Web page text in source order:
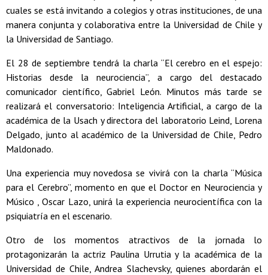
cuales se está invitando a colegios y otras instituciones, de una
manera conjunta y colaborativa entre la Universidad de Chile y
la Universidad de Santiago.
El 28 de septiembre tendrá la charla “El cerebro en el espejo:
Historias desde la neurociencia”, a cargo del destacado
comunicador científico, Gabriel León. Minutos más tarde se
realizará el conversatorio: Inteligencia Artificial, a cargo de la
académica de la Usach y directora del laboratorio Leind, Lorena
Delgado, junto al académico de la Universidad de Chile, Pedro
Maldonado.
Una experiencia muy novedosa se vivirá con la charla “Música
para el Cerebro”, momento en que el Doctor en Neurociencia y
Músico , Oscar Lazo, unirá la experiencia neurocientífica con la
psiquiatría en el escenario.
Otro de los momentos atractivos de la jornada lo
protagonizarán la actriz Paulina Urrutia y la académica de la
Universidad de Chile, Andrea Slachevsky, quienes abordarán el